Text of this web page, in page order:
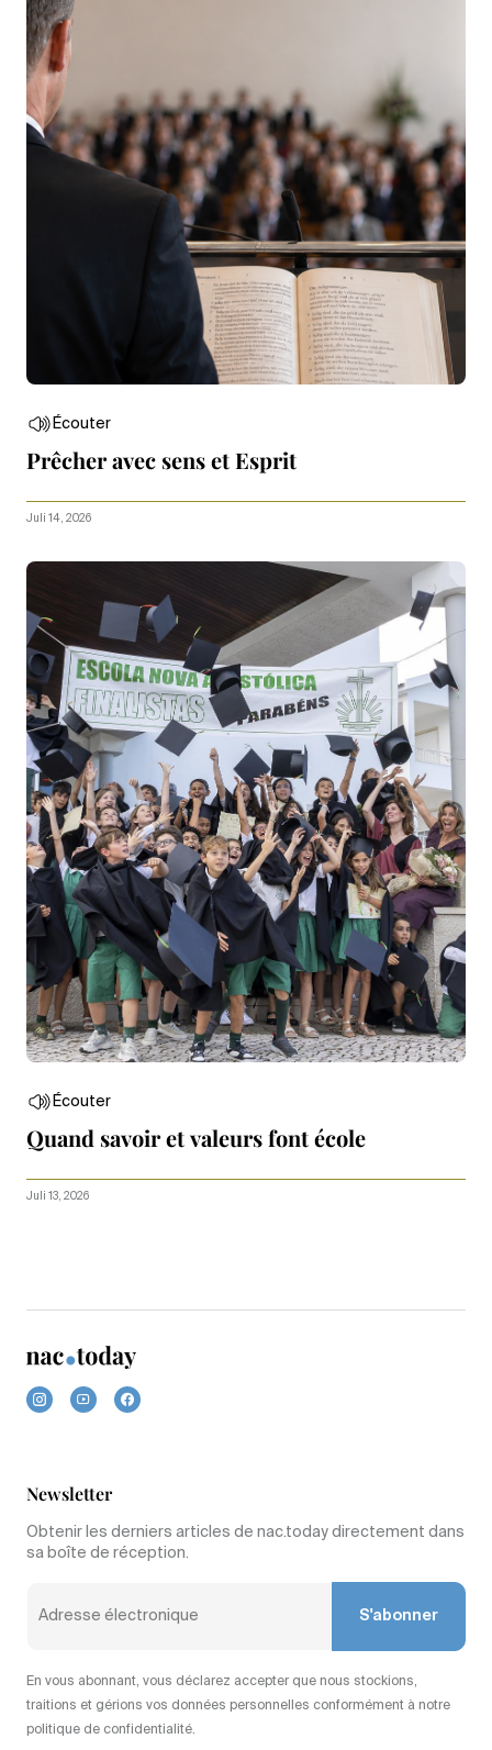
Écouter
Prêcher avec sens et Esprit
Juli 14, 2026
Écouter
Quand savoir et valeurs font école
Juli 13, 2026
Newsletter
Obtenir les derniers articles de nac.today directement dans
sa boîte de réception.
S'abonner
En vous abonnant, vous déclarez accepter que nous stockions,
traitions et gérions vos données personnelles conformément à notre
politique de confidentialité.